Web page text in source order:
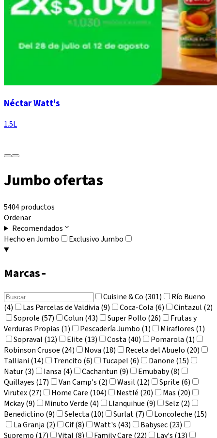
Néctar Watt's
1.5L
Jumbo ofertas
5404 productos
Ordenar
Recomendados
Hecho en Jumbo
Exclusivo Jumbo
Marcas-
Cuisine & Co (301)
Río Bueno
(4)
Las Parcelas de Valdivia (9) Coca-Cola (6)
Cintazul (2)
Soprole (57)
Colun (43) Super Pollo (26)
Frutas y
Verduras Propias (1)
Pescadería Jumbo (1)
Miraflores (1)
Sopraval (12)
Elite (13) Costa (40)
Pomarola (1)
Robinson Crusoe (24)
Nova (18)
Receta del Abuelo (20)
Talliani (14)
Trencito (6) Tucapel (6)
Danone (15)
Natur (3)
Iansa (4) Cachantun (9)
Emubaby (8)
Quillayes (17)
Van Camp's (2) Wasil (12)
Sprite (6)
Virutex (27)
Home Care (104) Nestlé (20)
Mas (20)
Mckay (9)
Minuto Verde (4) Llanquihue (9)
Selz (2)
Benedictino (9)
Selecta (10) Surlat (7)
Loncoleche (15)
La Granja (2)
Cif (8) Watt's (43)
Babysec (23)
Supremo (17)
Vital (8) Family Care (22) Lay's (13)